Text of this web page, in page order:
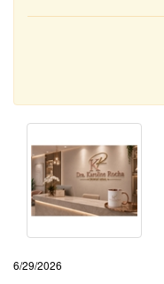
6/29/2026